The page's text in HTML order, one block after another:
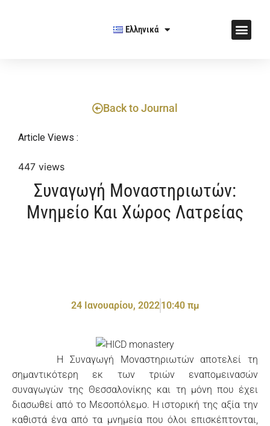
Ελληνικά
Back to Journal
Article Views :
447 views
Συναγωγή Μοναστηριωτών:
Μνημείο Και Χώρος Λατρείας
24 Ιανουαρίου, 202210:40 πμ
Η Συναγωγή Μοναστηριωτών αποτελεί τη
σημαντικότερη εκ των τριών εναπομεινασών
συναγωγών της Θεσσαλονίκης και τη μόνη που έχει
διασωθεί από το Μεσοπόλεμο. Η ιστορική της αξία την
καθιστά ένα από τα μνημεία που όλοι επισκέπτονται,